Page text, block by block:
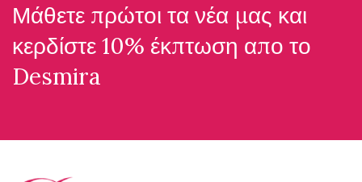
Μάθετε πρώτοι τα νέα μας και
κερδίστε 10% έκπτωση απο το
Desmira